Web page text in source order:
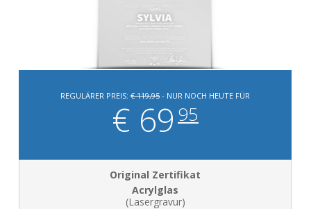
REGULÄRER PREIS: € 119,95 - NUR NOCH HEUTE FÜR
€ 69 95
Acrylglas
(Lasergravur)